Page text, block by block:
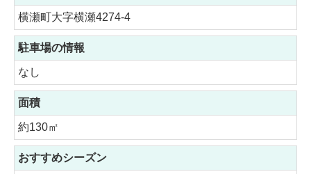
横瀬町大字横瀬4274-4
駐車場の情報
なし
面積
約130㎡
おすすめシーズン